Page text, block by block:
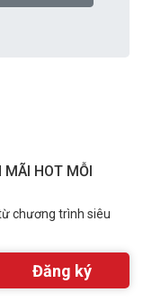
MÃI HOT MỖI
chương trình siêu